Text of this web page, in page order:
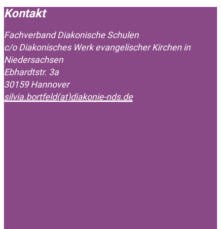
Kontakt
Fachverband Diakonische Schulen
c/o Diakonisches Werk evangelischer Kirchen in
Niedersachsen
Ebhardtstr. 3a
30159 Hannover
silvia.bortfeld(at)diakonie-nds.de